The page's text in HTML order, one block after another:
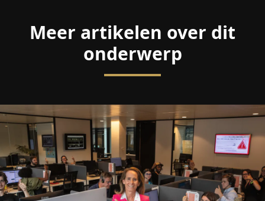
Meer artikelen over dit
onderwerp